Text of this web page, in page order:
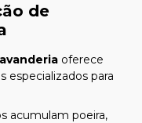
de
oferece
para
acumulam poeira,